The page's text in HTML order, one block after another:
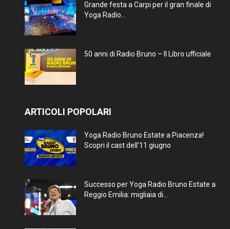
Grande festa a Carpi per il gran finale di
Yoga Radio...
50 anni di Radio Bruno – Il Libro ufficiale
ARTICOLI POPOLARI
Yoga Radio Bruno Estate a Piacenza!
Scopri il cast dell’11 giugno
Successo per Yoga Radio Bruno Estate a
Reggio Emilia: migliaia di...